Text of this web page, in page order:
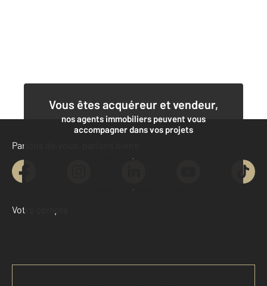
Vous êtes acquéreur et vendeur,
nos agents immobiliers peuvent vous
accompagner dans vos projets
Contacter l'agence
Demander une estimation
Parlons de vous, parlons biens
Votre compte :
Accéder à mon compte